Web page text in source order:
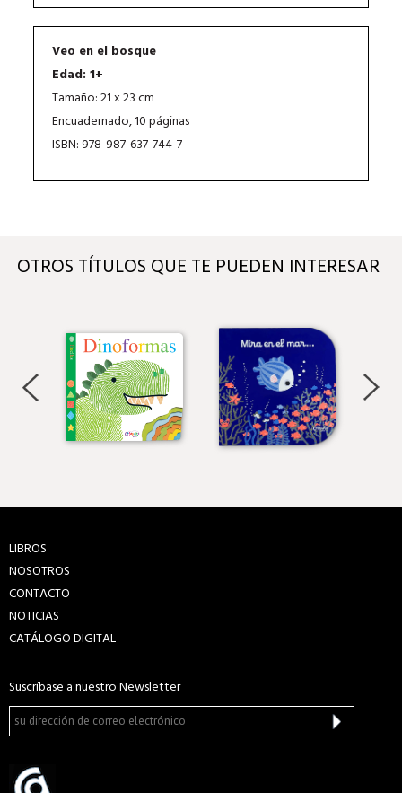
Veo en el bosque
Edad: 1+
Tamaño: 21 x 23 cm
Encuadernado, 10 páginas
ISBN: 978-987-637-744-7
OTROS TÍTULOS QUE TE PUEDEN INTERESAR
LIBROS
NOSOTROS
CONTACTO
NOTICIAS
CATÁLOGO DIGITAL
Suscríbase a nuestro Newsletter